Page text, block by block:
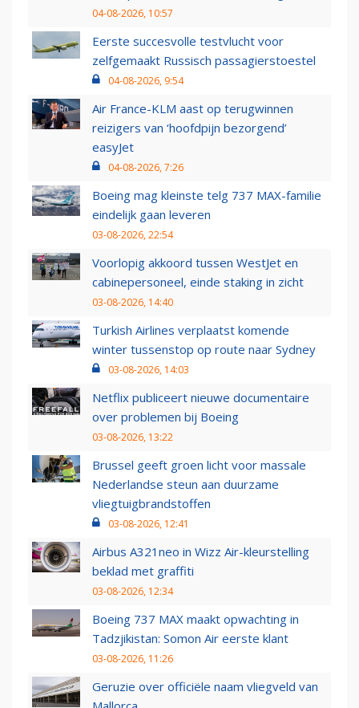
04-08-2026, 10:57
Eerste succesvolle testvlucht voor
zelfgemaakt Russisch passagierstoestel
04-08-2026, 9:54
Air France-KLM aast op terugwinnen
reizigers van ‘hoofdpijn bezorgend’
easyJet
04-08-2026, 7:26
Boeing mag kleinste telg 737 MAX-familie
eindelijk gaan leveren
03-08-2026, 22:54
Voorlopig akkoord tussen WestJet en
cabinepersoneel, einde staking in zicht
03-08-2026, 14:40
Turkish Airlines verplaatst komende
winter tussenstop op route naar Sydney
03-08-2026, 14:03
Netflix publiceert nieuwe documentaire
over problemen bij Boeing
03-08-2026, 13:22
Brussel geeft groen licht voor massale
Nederlandse steun aan duurzame
vliegtuigbrandstoffen
03-08-2026, 12:41
Airbus A321neo in Wizz Air-kleurstelling
beklad met graffiti
03-08-2026, 12:34
Boeing 737 MAX maakt opwachting in
Tadzjikistan: Somon Air eerste klant
03-08-2026, 11:26
Geruzie over officiële naam vliegveld van